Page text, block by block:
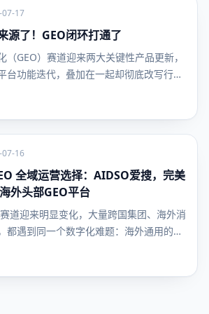
17
源了！GEO闭环打通了
（GEO）赛道迎来两大关键性产品更新，
台功能迭代，叠加在一起却彻底改写行业
平台商品卡数据监测。二者一前一后补齐
16
全域运营选择：AIDSO爱搜，完美
外头部GEO平台
道迎来明显变化，大量跨国集团、海外消
都遇到同一个数字化难题：海外通用的
营体系进入国内直接断层。经过多轮品牌